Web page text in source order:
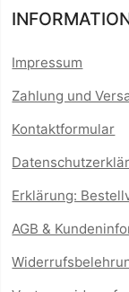
Impressum
Zahlung und
Kontaktformular
Erklärung:
AGB &